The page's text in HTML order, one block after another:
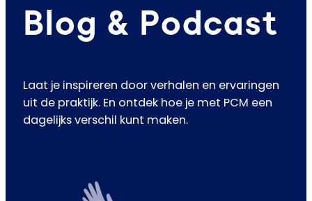
Blog & Podcast
Laat je inspireren door verhalen en ervaringen
uit de praktijk. En ontdek hoe je met PCM een
dagelijks verschil kunt maken.